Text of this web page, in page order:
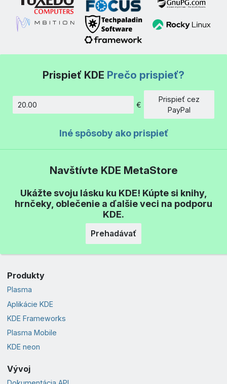
Prispieť KDE Prečo prispieť?
Množstvo
€
Prispieť cez
PayPal
Iné spôsoby ako prispieť
Navštívte KDE MetaStore
Ukážte svoju lásku ku KDE! Kúpte si knihy,
hrnčeky, oblečenie a ďalšie veci na podporu
KDE.
Prehadávať
Produkty
Plasma
Aplikácie KDE
KDE Frameworks
Plasma Mobile
KDE neon
Vývoj